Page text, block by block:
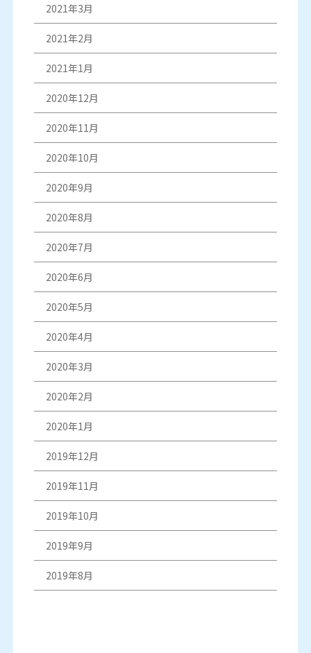
2021年3月
2021年2月
2021年1月
2020年12月
2020年11月
2020年10月
2020年9月
2020年8月
2020年7月
2020年6月
2020年5月
2020年4月
2020年3月
2020年2月
2020年1月
2019年12月
2019年11月
2019年10月
2019年9月
2019年8月